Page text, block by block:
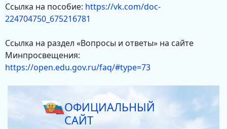
Ссылка на пособие: https://vk.com/doc-
224704750_675216781
Ссылка на раздел «Вопросы и ответы» на сайте
Минпросвещения:
https://open.edu.gov.ru/faq/#type=73
ОФИЦИАЛЬНЫЙ
САЙТ